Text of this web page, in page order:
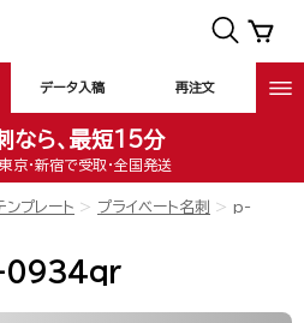
データ入稿 再注文
なら、最短15分
京・新宿で受取・全国発送
ンプレート プライベート名刺
p-
0934qr